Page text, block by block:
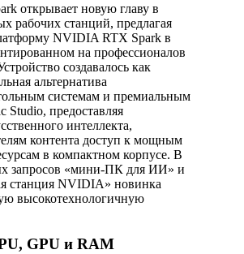
открывает новую главу в
рабочих станций, предлагая
NVIDIA RTX Spark в
на профессионалов
создавалось как
альтернатива
системам и премиальным
Studio, предоставляя
интеллекта,
контента доступ к мощным
в компактном корпусе. В
запросов «мини-ПК для ИИ» и
станция NVIDIA» новинка
высокотехнологичную
GPU и RAM